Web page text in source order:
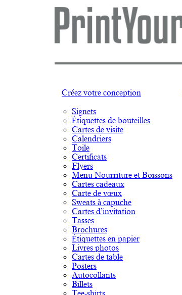
Créez votre conception
Signets
Étiquettes de bouteilles
Cartes de visite
Calendriers
Toile
Certificats
Flyers
Menu Nourriture et Boissons
Cartes cadeaux
Carte de vœux
Sweats à capuche
Cartes d’invitation
Tasses
Brochures
Étiquettes en papier
Livres photos
Cartes de table
Posters
Autocollants
Billets